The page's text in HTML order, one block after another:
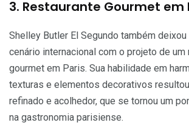
3. Restaurante Gourmet em
Shelley Butler El Segundo também deixou
cenário internacional com o projeto de um
gourmet em Paris. Sua habilidade em
texturas e elementos decorativos
refinado e acolhedor, que se tornou um
na gastronomia parisiense.